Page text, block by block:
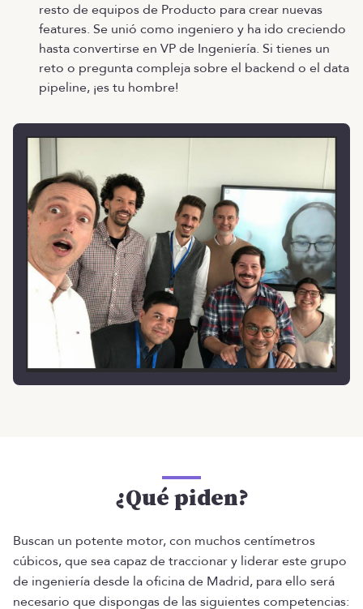
resto de equipos de Producto para crear nuevas
features. Se unió como ingeniero y ha ido creciendo
hasta convertirse en VP de Ingeniería. Si tienes un
reto o pregunta compleja sobre el backend o el data
pipeline, ¡es tu hombre!
¿Qué piden?
Buscan un potente motor, con muchos centímetros
cúbicos, que sea capaz de traccionar y liderar este grupo
de ingeniería desde la oficina de Madrid, para ello será
necesario que dispongas de las siguientes competencias: